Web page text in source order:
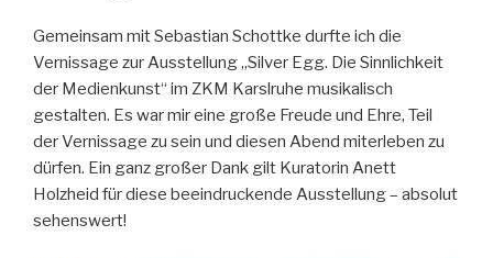
Gemeinsam mit Sebastian Schottke durfte ich die
Vernissage zur Ausstellung „Silver Egg. Die Sinnlichkeit
der Medienkunst“ im ZKM Karslruhe musikalisch
gestalten. Es war mir eine große Freude und Ehre, Teil
der Vernissage zu sein und diesen Abend miterleben zu
dürfen. Ein ganz großer Dank gilt Kuratorin Anett
Holzheid für diese beeindruckende Ausstellung – absolut
sehenswert!